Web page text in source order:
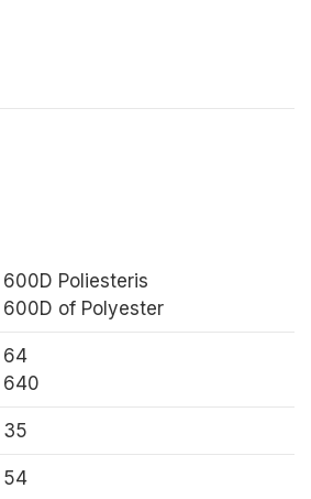
600D Poliesteris
600D of Polyester
64
640
35
54